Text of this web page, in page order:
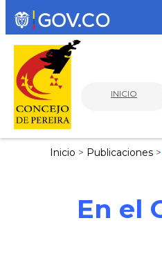
INICIO
Inicio > Publicaciones >
En el